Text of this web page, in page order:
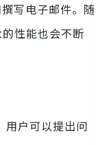
写电子邮件。随
性能也会不断
户可以提出问